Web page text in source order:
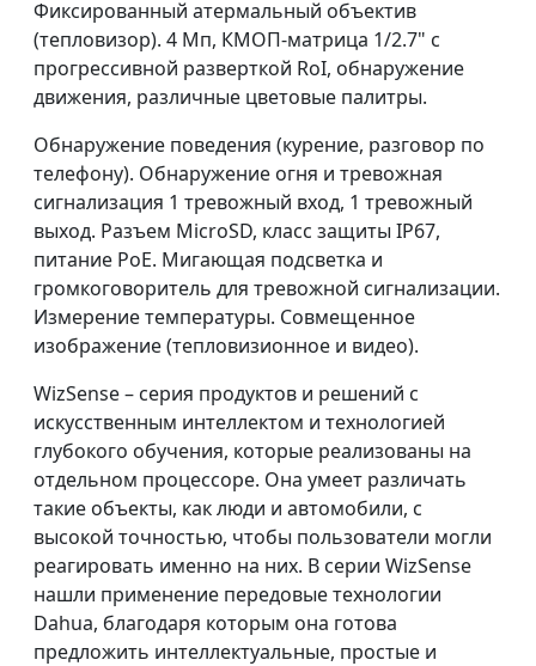
Фиксированный атермальный объектив
(тепловизор). 4 Мп, КМОП-матрица 1/2.7" с
прогрессивной разверткой RoI, обнаружение
движения, различные цветовые палитры.
Обнаружение поведения (курение, разговор по
телефону). Обнаружение огня и тревожная
сигнализация 1 тревожный вход, 1 тревожный
выход. Разъем MicroSD, класс защиты IP67,
питание PoE. Мигающая подсветка и
громкоговоритель для тревожной сигнализации.
Измерение температуры. Совмещенное
изображение (тепловизионное и видео).
WizSense – серия продуктов и решений с
искусственным интеллектом и технологией
глубокого обучения, которые реализованы на
отдельном процессоре. Она умеет различать
такие объекты, как люди и автомобили, с
высокой точностью, чтобы пользователи могли
реагировать именно на них. В серии WizSense
нашли применение передовые технологии
Dahua, благодаря которым она готова
предложить интеллектуальные, простые и